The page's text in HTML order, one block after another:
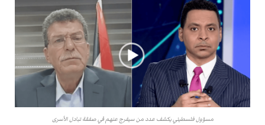
مسؤول فلسطيني يكشف عدد من سيفرج عنهم في صفقة تبادل الأسرى